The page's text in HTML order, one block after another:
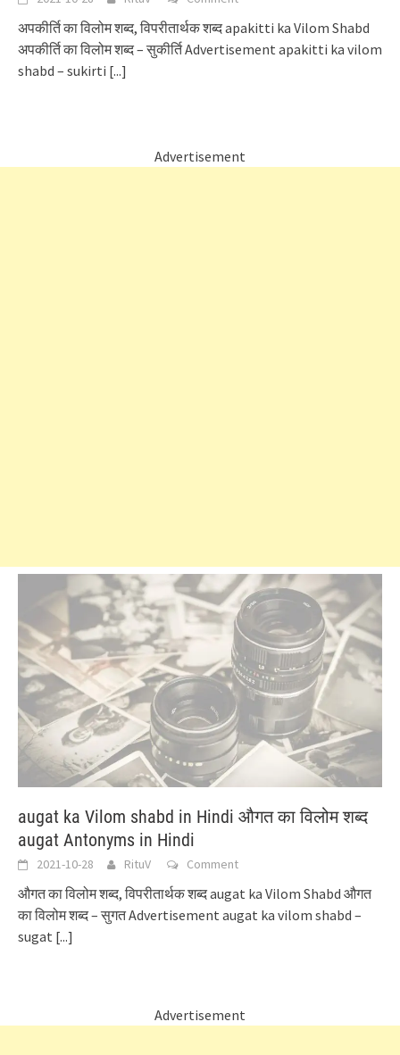
अपकीर्ति का विलोम शब्द, विपरीतार्थक शब्द apakitti ka Vilom Shabd
अपकीर्ति का विलोम शब्द – सुकीर्ति Advertisement apakitti ka vilom
shabd – sukirti [...]
Advertisement
augat ka Vilom shabd in Hindi औगत का विलोम शब्द
augat Antonyms in Hindi
2021-10-28 RituV Comment
औगत का विलोम शब्द, विपरीतार्थक शब्द augat ka Vilom Shabd औगत
का विलोम शब्द – सुगत Advertisement augat ka vilom shabd –
sugat [...]
Advertisement